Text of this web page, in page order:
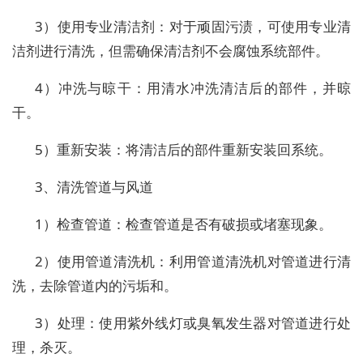
3）使用专业清洁剂：对于顽固污渍，可使用专业清
洁剂进行清洗，但需确保清洁剂不会腐蚀系统部件。
4）冲洗与晾干：用清水冲洗清洁后的部件，并晾
干。
5）重新安装：将清洁后的部件重新安装回系统。
3、清洗管道与风道
1）检查管道：检查管道是否有破损或堵塞现象。
2）使用管道清洗机：利用管道清洗机对管道进行清
洗，去除管道内的污垢和。
3）处理：使用紫外线灯或臭氧发生器对管道进行处
理，杀灭。